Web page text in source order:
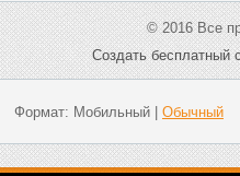
© 2016 Все
Создать бесплатный
Формат: Мобильный| Обычный